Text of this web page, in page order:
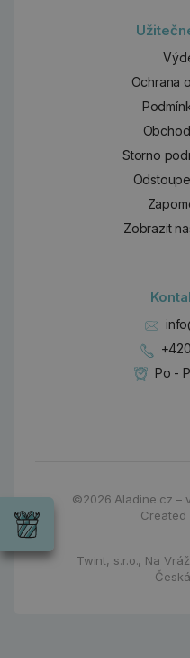
Ochrana
Storno
Zobrazit
Po -
©2026Aladine.cz –
Created
Twint, s.r.o., Na
Wrendale
příležitost
Chci si